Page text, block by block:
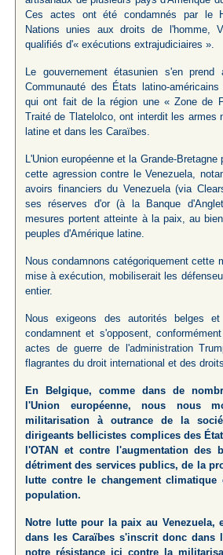
Ces actes ont été condamnés par le
Nations unies aux droits de l'homme,
qualifiés d'« exécutions extrajudiciaires ».
Le gouvernement étasunien s'en
Communauté des États latino-
qui ont fait de la région une « Zone de
Traité de Tlatelolco, ont interdit les armes
latine et dans les Caraïbes.
L'Union européenne et la Grande-
cette agression contre le Venezuela,
avoirs financiers du Venezuela (via
ses réserves d'or (à la Banque
mesures portent atteinte à la paix, au
peuples d'Amérique latine.
Nous condamnons catégoriquement cette
mise à exécution, mobiliserait les
entier.
Nous exigeons des autorités belges et
condamnent et s'opposent,
actes de guerre de l'administration
flagrantes du droit international et des
En Belgique, comme dans de
l'Union européenne, nous nous
militarisation à outrance de la
dirigeants bellicistes complices des
l'OTAN et contre l'augmentation des
détriment des services publics, de la
lutte contre le changement
population.
Notre lutte pour la paix au Venezuela,
dans les Caraïbes s'inscrit donc dans
notre résistance ici contre la